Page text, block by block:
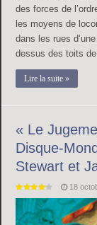
des forces de
les moyens de
dans les rues
dessus des toits
Lire la suite »
« Le
Disque-
Stewart et
18